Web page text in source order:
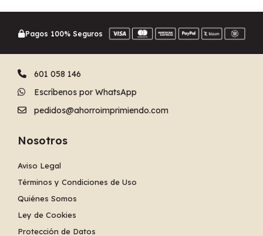
Pagos 100% Seguros
601 058 146
Escríbenos por WhatsApp
pedidos@ahorroimprimiendo.com
Nosotros
Aviso Legal
Términos y Condiciones de Uso
Quiénes Somos
Ley de Cookies
Protección de Datos